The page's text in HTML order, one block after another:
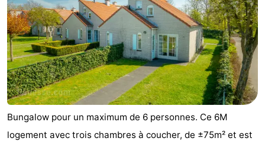
Bungalow pour un maximum de 6 personnes. Ce 6M
logement avec trois chambres à coucher, de ±75m² et est